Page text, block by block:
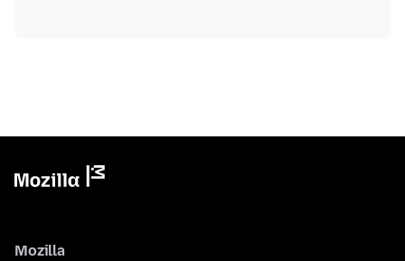
Mozilla